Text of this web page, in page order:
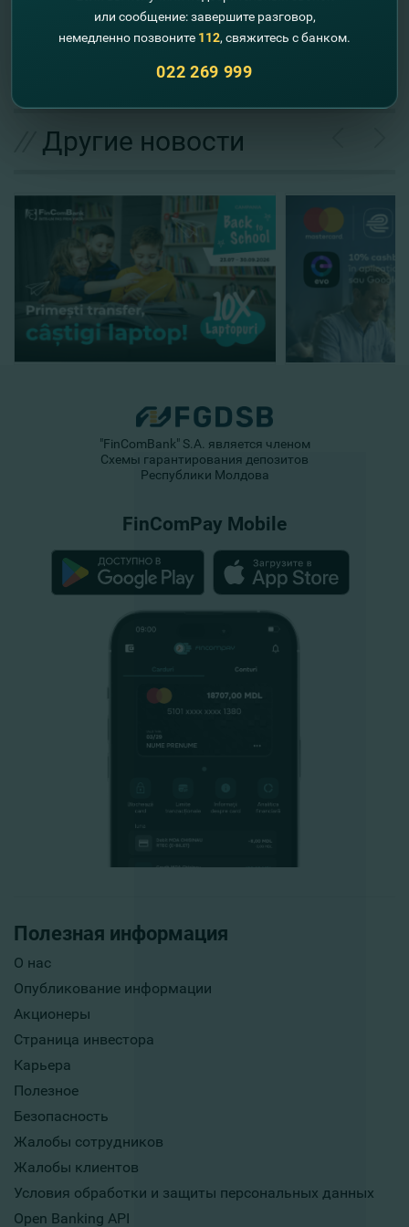
Cu FinComBank, bucură-te de servicii digitale noi şi de
Phone şi câştigă un iPhone!
Другие новости
Полезная информация
О нас
Опубликование информации
Акционеры
Страница инвестора
Карьера
Полезное
Безопасность
Жалобы сотрудников
Жалобы клиентов
Условия обработки и защиты персональных данных
Open Banking API
"FinComBank" S.A. является членом
Схемы гарантирования депозитов
Республики Молдова
FinComPay Mobile
или сообщение: завершите разговор,
немедленно позвоните 112, свяжитесь с банком.
022 269 999